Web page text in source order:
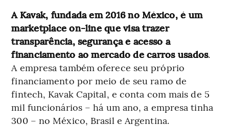
A Kavak, fundada em 2016 no México, é um
marketplace on-line que visa trazer
transparência, segurança e acesso a
financiamento ao mercado de carros usados.
A empresa também oferece seu próprio
financiamento por meio de seu ramo de
fintech, Kavak Capital, e conta com mais de 5
mil funcionários – há um ano, a empresa tinha
300 – no México, Brasil e Argentina.